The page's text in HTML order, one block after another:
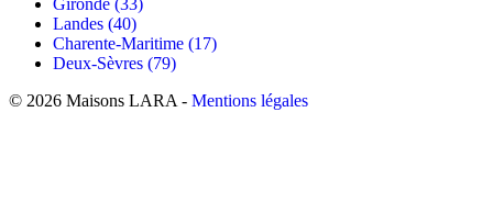
Gironde (33)
Landes (40)
Charente-Maritime (17)
Deux-Sèvres (79)
© 2026 Maisons LARA - Mentions légales